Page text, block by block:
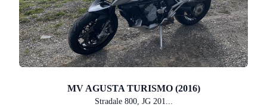
MV AGUSTA TURISMO (2016)
Stradale 800, JG 201...